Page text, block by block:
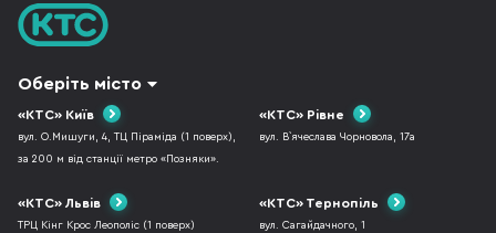
Оберіть місто
«КТС» Київ
вул. О.Мишуги, 4, ТЦ Піраміда (1 поверх),
за 200 м від станції метро «Позняки».
«КТС» Рівне
вул. В`ячеслава Чорновола, 17а
«КТС» Львів
ТРЦ Кінг Крос Леополіс (1 поверх)
«КТС» Тернопіль
вул. Сагайдачного, 1